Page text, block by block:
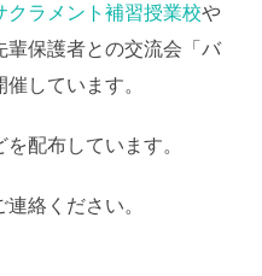
クラメント補習授業校や
輩保護者との交流会「バ
しています。
配布しています。
連絡ください。